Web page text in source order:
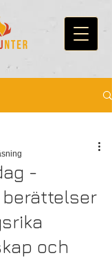
-
berättelser
och